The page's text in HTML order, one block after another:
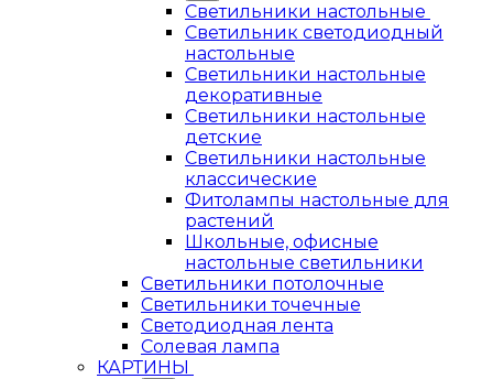
Светильники настольные
Светильник светодиодный
настольные
Светильники настольные
декоративные
Светильники настольные
детские
Светильники настольные
классические
Фитолампы настольные для
растений
Школьные, офисные
настольные светильники
Светильники потолочные
Светильники точечные
Светодиодная лента
Солевая лампа
КАРТИНЫ